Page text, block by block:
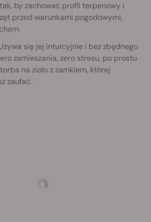
by zachować profil terpenowy i
przed warunkami pogodowymi,
się jej intuicyjnie i bez zbędnego
zamieszania, zero stresu, po prostu
na zioło z zamkiem, której
zaufać.